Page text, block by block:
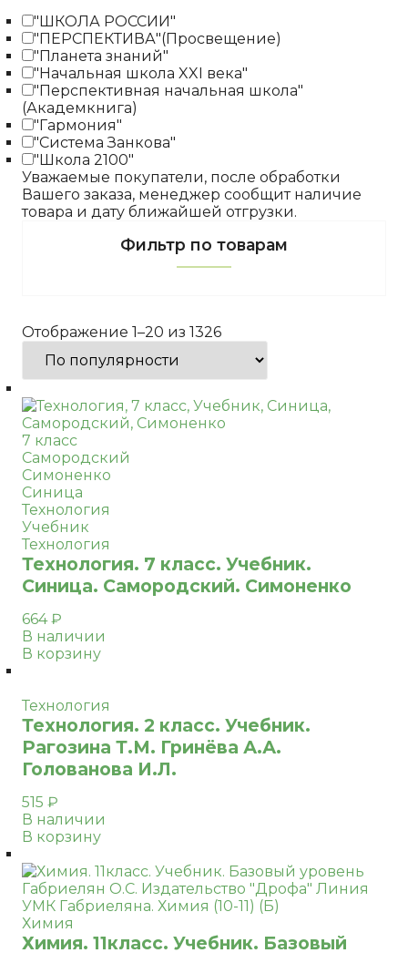
"ШКОЛА РОССИИ"
"ПЕРСПЕКТИВА"(Просвещение)
"Планета знаний"
"Начальная школа XXI века"
"Перспективная начальная школа"
(Академкнига)
"Гармония"
"Система Занкова"
"Школа 2100"
Уважаемые покупатели, после обработки
Вашего заказа, менеджер сообщит наличие
товара и дату ближайшей отгрузки.
Фильтр по товарам
Отображение 1–20 из 1326
7 класс
Самородский
Симоненко
Синица
Технология
Учебник
Технология
Технология. 7 класс. Учебник.
Синица. Самородский. Симоненко
664₽
В наличии
В корзину
Технология
Технология. 2 класс. Учебник.
Рагозина Т.М. Гринёва А.А.
Голованова И.Л.
515 ₽
В наличии
В корзину
Химия
Химия. 11класс. Учебник. Базовый